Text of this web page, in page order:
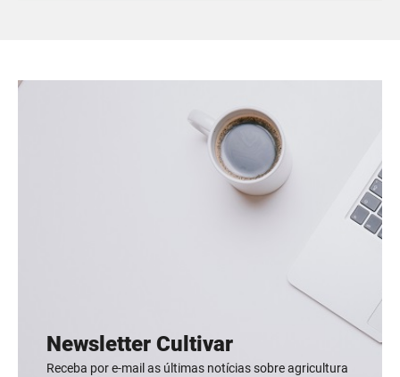
Newsletter Cultivar
Receba por e-mail as últimas notícias sobre agricultura